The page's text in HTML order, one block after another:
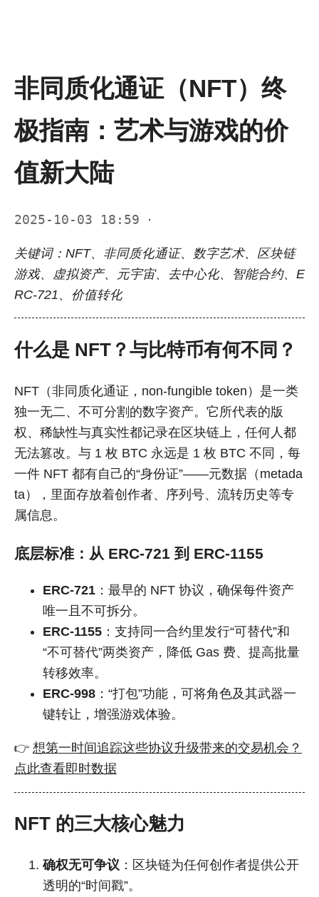
非同质化通证（NFT）终
极指南：艺术与游戏的价
值新大陆
2025-10-03 18:59 ·
关键词：NFT、非同质化通证、数字艺术、区块链
游戏、虚拟资产、元宇宙、去中心化、智能合约、E
RC-721、价值转化
什么是 NFT？与比特币有何不同？
NFT（非同质化通证，non-fungible token）是一类
独一无二、不可分割的数字资产。它所代表的版
权、稀缺性与真实性都记录在区块链上，任何人都
无法篡改。与 1 枚 BTC 永远是 1 枚 BTC 不同，每
一件 NFT 都有自己的“身份证”——元数据（metada
ta），里面存放着创作者、序列号、流转历史等专
属信息。
底层标准：从 ERC-721 到 ERC-1155
ERC-721 ：最早的 NFT 协议，确保每件资产
唯一且不可拆分。
ERC-1155 ：支持同一合约里发行“可替代”和
“不可替代”两类资产，降低 Gas 费、提高批量
转移效率。
ERC-998 ：“打包”功能，可将角色及其武器一
键转让，增强游戏体验。
👉 想第一时间追踪这些协议升级带来的交易机会？
点此查看即时数据
NFT 的三大核心魅力
确权无可争议 ：区块链为任何创作者提供公开
透明的“时间戳”。